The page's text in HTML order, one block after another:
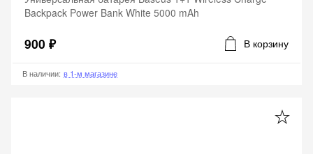
Backpack Power Bank White 5000 mAh
900 ₽ В корзину
В наличии: в 1-м магазине